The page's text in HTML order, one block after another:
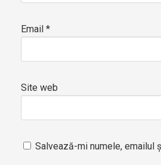
Email *
Site web
Salvează-mi numele, emailul